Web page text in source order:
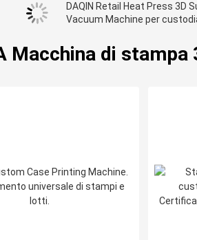
DAQIN Retail Heat Press 3D
Vacuum Machine per
Macchina di stampa